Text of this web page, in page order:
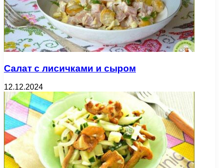
Салат с лисичками и сыром
12.12.2024